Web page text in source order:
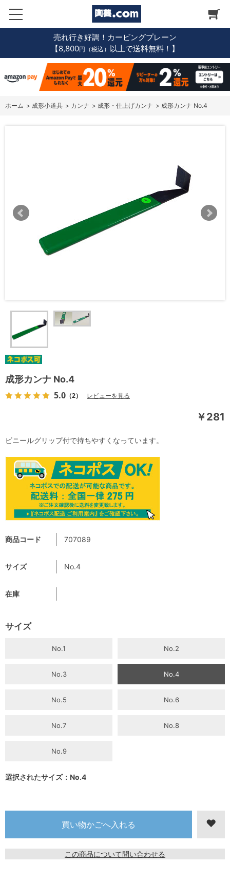
売れ行き好調！カービングプレーン
【8,800円（税込） 以上で送料無料！】
ホーム > 成形小道具 > カンナ > 成形・仕上げカンナ > 成形カンナ No.4
成形カンナ No.4
5.0 （2） レビューを見る
￥281
商品コード 707089
サイズ No.4
在庫
サイズ
No.1 No.2
No.3 No.4
No.5 No.6
No.7 No.8
No.9
選択されたサイズ：No.4
この商品について問い合わせる
ビニールグリップ付で持ちやすくなっています。